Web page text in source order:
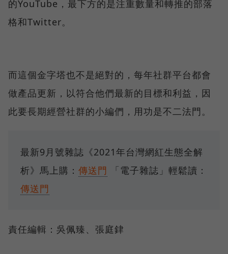
的YouTube，最下方的是注重數量和轉推的部落
格和Twitter。
而這個金字塔也不是絕對的，每年社群平台都會
做產品更新，以符合他們最新的目標和利益，因
此要長期經營社群的小編們，用功是不二法門。
最新9月號雜誌《2021年台灣網紅生態全解
析》馬上購： 傳送門
「電子雜誌」輕鬆讀：
傳送門
責任編輯：吳佩臻、張庭銉